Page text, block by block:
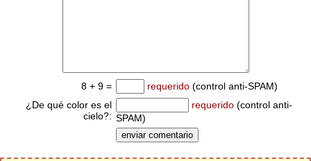
8 + 9 = requerido (control anti-SPAM)
¿De qué color es el
cielo?:
requerido (control anti-
SPAM)